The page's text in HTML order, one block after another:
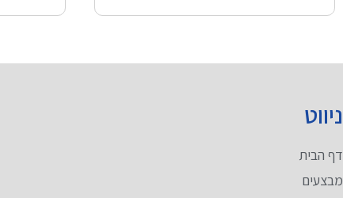
ניווט
דף הבית
מבצעים